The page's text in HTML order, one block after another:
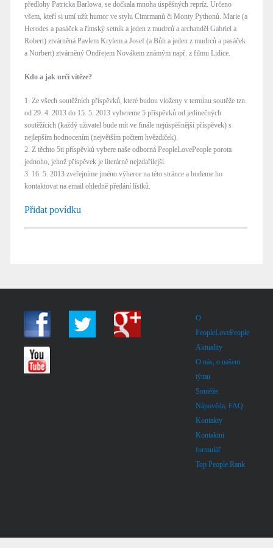
předlohy Patricka Barlowa, se dočkala mnoha úspěšných repríz. Určeno
všem, kteří si umí užít humor ve stylu Cimrmanů či Monty Pythonů. Marie (a
Herodes a pasáček a římský setník a jeden z mudrců a archanděl Gabriel a
Robert) ztvárněná Pavlem Krylem a Josef (a Bůh a jeden z mudrců a pasáček
a Norbert) ztvárněný Ondřejem Novákem známým např. z filmu Lidice.
Kdo a jak určí vítěze?
1. Ze všech soutěžních příspěvků, které budou vloženy v termínu soutěže tzn.
od 29. 4. 2013 do 15. 5. 2013 vybereme 5 příspěvků od jedinečných
soutěžících (každý uživatel bude mít ve finále nejúspěšnější příspěvek) s
nejlepším hodnocením (největším počtem hvězdiček).
2. Z těchto 5ti příspěvků vybere naše odborná PeopleLovePeople porota
jednoho, jehož příspěvek je literárně nejzdařilejší.
3. 16. 5. 2013 zveřejníme jméno výherce na této stránce a budeme ho
kontaktovat na email ohledně předání lístků.
Přidat povídku
O
PeopleLovePeople
Aktuality
O nás, o našem
týmu
Soutěže
Nápověda, FAQ
Kontakty
Kontaktní
formulář
Top People Rank